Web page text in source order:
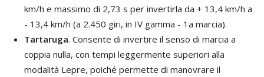
km/h e massimo di 2,73 s per invertirla da + 13,4 km/h a
- 13,4 km/h (a 2.450 giri, in IV gamma - 1a marcia).
Tartaruga. Consente di invertire il senso di marcia a
coppia nulla, con tempi leggermente superiori alla
modalità Lepre, poiché permette di manovrare il